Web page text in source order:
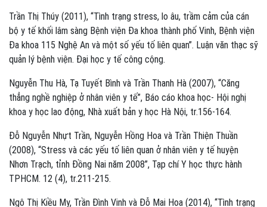
Trần Thị Thúy (2011), “Tình trạng stress, lo âu, trầm cảm của cán
bộ y tế khối lâm sàng Bệnh viện Đa khoa thành phố Vinh, Bệnh viện
Đa khoa 115 Nghệ An và một số yếu tố liên quan”. Luận văn thạc sỹ
quản lý bệnh viện. Đại học y tế công cộng.
Nguyễn Thu Hà, Tạ Tuyết Bình và Trần Thanh Hà (2007), “Căng
thẳng nghề nghiệp ở nhân viên y tế”, Báo cáo khoa học- Hội nghị
khoa y học lao động, Nhà xuất bản y học Hà Nội, tr.156-164.
Đỗ Nguyễn Nhựt Trần, Nguyễn Hồng Hoa và Trần Thiện Thuần
(2008), “Stress và các yếu tố liên quan ở nhân viên y tế huyện
Nhơn Trạch, tỉnh Đồng Nai năm 2008”, Tạp chí Y học thực hành
TPHCM. 12 (4), tr.211-215.
Ngô Thị Kiều My, Trần Đình Vinh và Đỗ Mai Hoa (2014), “Tình trạng